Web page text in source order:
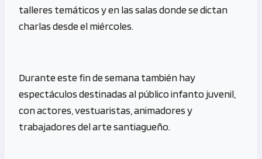
talleres temáticos y en las salas donde se dictan
charlas desde el miércoles.
Durante este fin de semana también hay
espectáculos destinadas al público infanto juvenil,
con actores, vestuaristas, animadores y
trabajadores del arte santiagueño.